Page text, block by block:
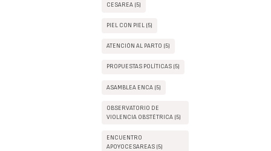
CESAREA (5)
PIEL CON PIEL (5)
ATENCIÓN AL PARTO (5)
PROPUESTAS POLÍTICAS (5)
ASAMBLEA ENCA (5)
OBSERVATORIO DE
VIOLENCIA OBSTÉTRICA (5)
ENCUENTRO
APOYOCESAREAS (5)